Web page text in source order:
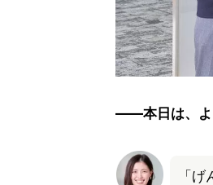
――本日は、よ
「